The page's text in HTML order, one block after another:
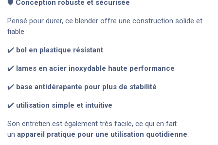
🛡️ Conception robuste et sécurisée
Pensé pour durer, ce blender offre une construction solide et
fiable :
✔️ bol en plastique résistant
✔️ lames en acier inoxydable haute performance
✔️ base antidérapante pour plus de stabilité
✔️ utilisation simple et intuitive
Son entretien est également très facile, ce qui en fait
un appareil pratique pour une utilisation quotidienne.